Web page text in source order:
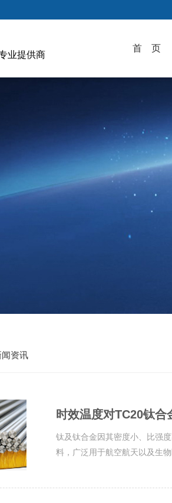
业提供商
首 页
闻资讯
时效温度对TC20钛
钛及钛合金因其密度小、比强
料，广泛用于航空航天以及生